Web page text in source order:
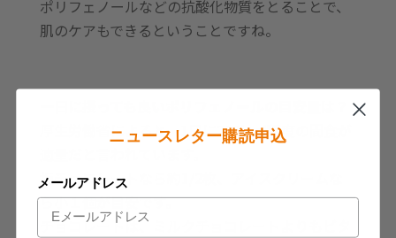
ポリフェノールなどの抗酸化物質をとることで、
肌のケアもできるということですね。
厚生労働省によると、1日に200kcal程度の間食が
板チョコレートなら約1/2枚、アイスクリームな
ら小１個が目安です。
チョコレートは、ミルクチョコレートよりもビタ
ニュースレター購読申込
メールアドレス